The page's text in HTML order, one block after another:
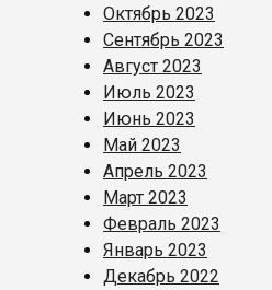
Октябрь 2023
Сентябрь 2023
Август 2023
Июль 2023
Июнь 2023
Май 2023
Апрель 2023
Март 2023
Февраль 2023
Январь 2023
Декабрь 2022